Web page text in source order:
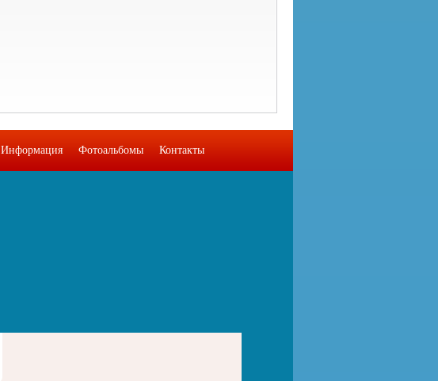
Информация Фотоальбомы Контакты